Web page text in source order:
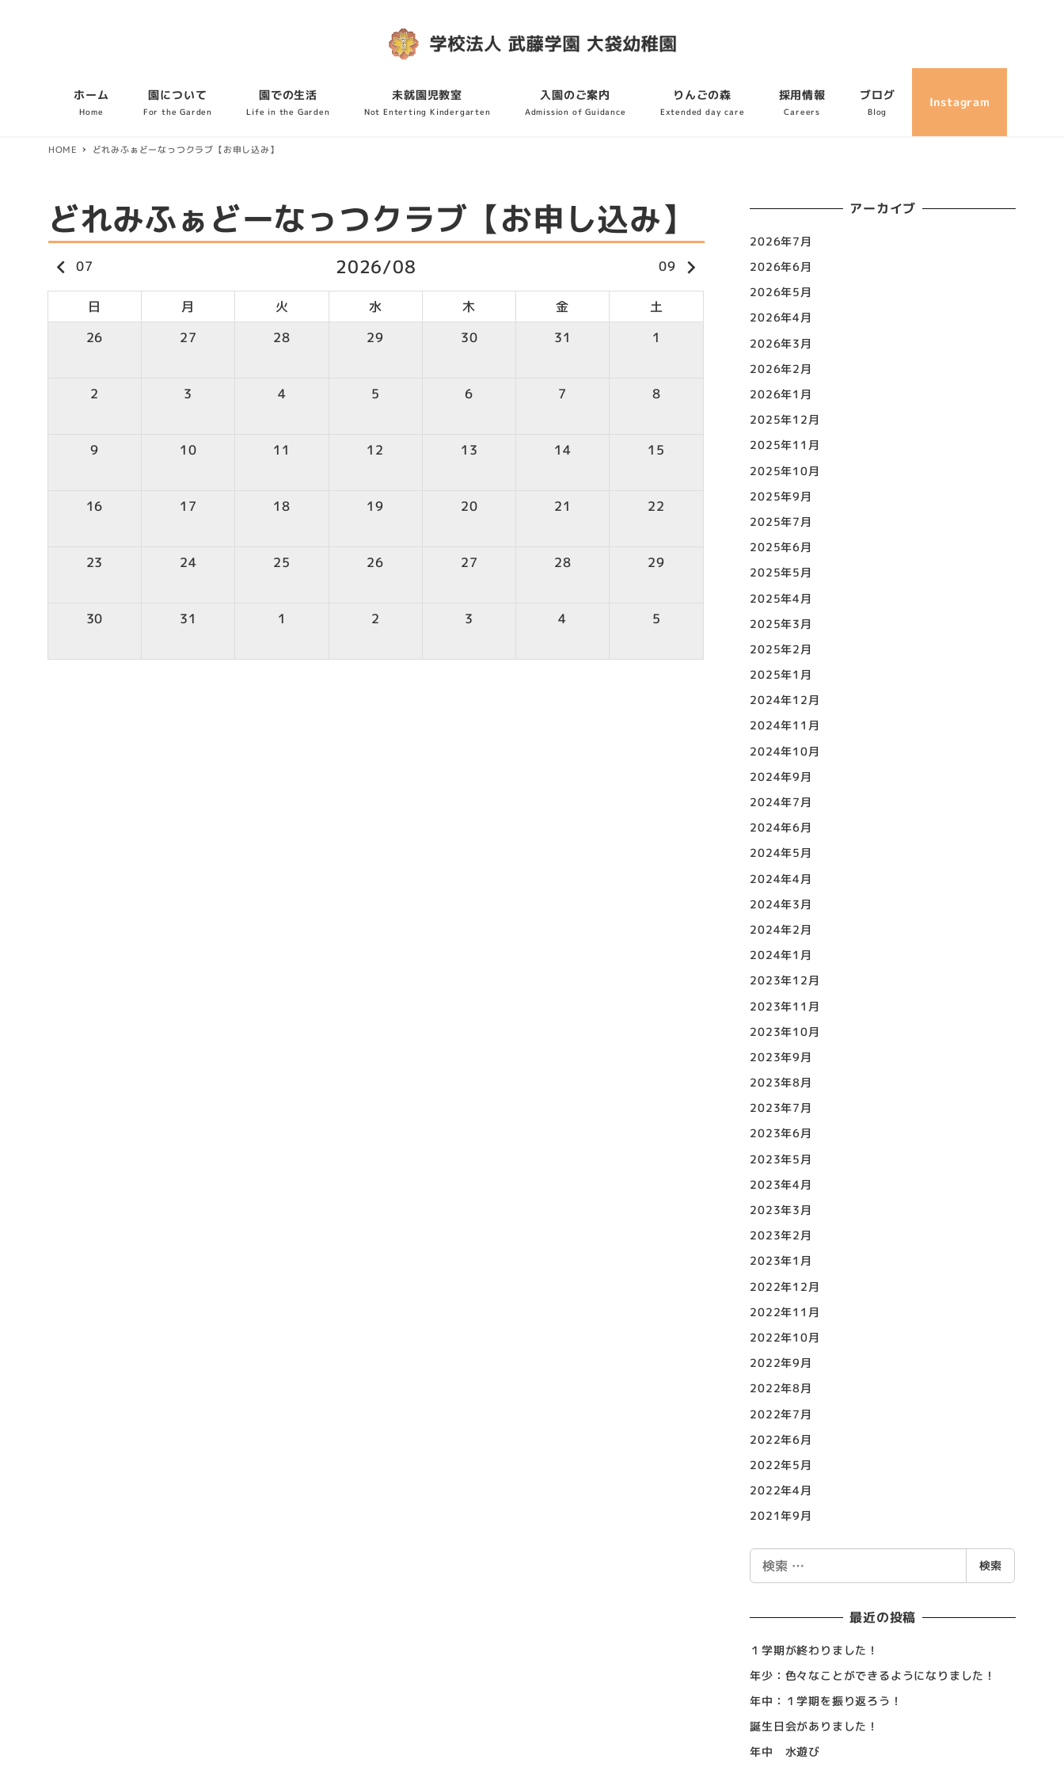
ホーム
Home
園について
For the Garden
園での生活
Life in the Garden
未就園児教室
Not Enterting Kindergarten
入園のご案内
Admission of Guidance
りんごの森
Extended day care
採用情報
Careers
ブログ
Blog
Instagram
HOME どれみふぁどーなっつクラブ【お申し込み】
どれみふぁどーなっつクラブ【お申し込み】
keyboard_arrow_left 07 2026/08 09 keyboard_arrow_right
日 月 火 水 木 金
土
26
27 28 29 30 31 1
2 3 4 5 6 7 8
9 10 11 12 13 14 15
16 17 18 19 20 21 22
23 24 25 26 27 28 29
30 31 1 2 3 4 5
アーカイブ
2026年7月
2026年6月
2026年5月
2026年4月
2026年3月
2026年2月
2026年1月
2025年12月
2025年11月
2025年10月
2025年9月
2025年7月
2025年6月
2025年5月
2025年4月
2025年3月
2025年2月
2025年1月
2024年12月
2024年11月
2024年10月
2024年9月
2024年7月
2024年6月
2024年5月
2024年4月
2024年3月
2024年2月
2024年1月
2023年12月
2023年11月
2023年10月
2023年9月
2023年8月
2023年7月
2023年6月
2023年5月
2023年4月
2023年3月
2023年2月
2023年1月
2022年12月
2022年11月
2022年10月
2022年9月
2022年8月
2022年7月
2022年6月
2022年5月
2022年4月
2021年9月
索
検索
最近の投稿
１学期が終わりました！
年少：色々なことができるようになりました！
年中：１学期を振り返ろう！
誕生日会がありました！
年中 水遊び